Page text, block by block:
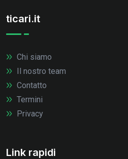
ticari.it
Chi siamo
Il nostro team
Contatto
Termini
Privacy
Link rapidi